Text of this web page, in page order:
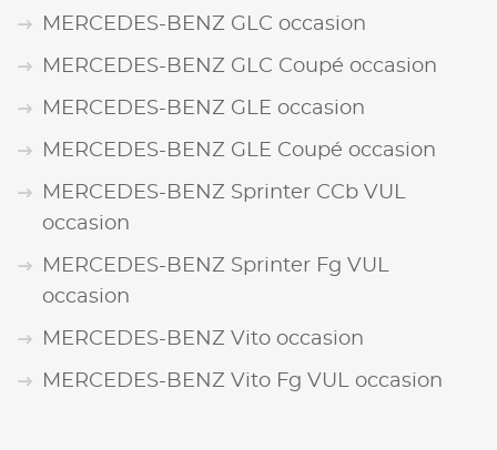
MERCEDES-BENZ GLC occasion
MERCEDES-BENZ GLC Coupé occasion
MERCEDES-BENZ GLE occasion
MERCEDES-BENZ GLE Coupé occasion
MERCEDES-BENZ Sprinter CCb VUL
occasion
MERCEDES-BENZ Sprinter Fg VUL
occasion
MERCEDES-BENZ Vito occasion
MERCEDES-BENZ Vito Fg VUL occasion